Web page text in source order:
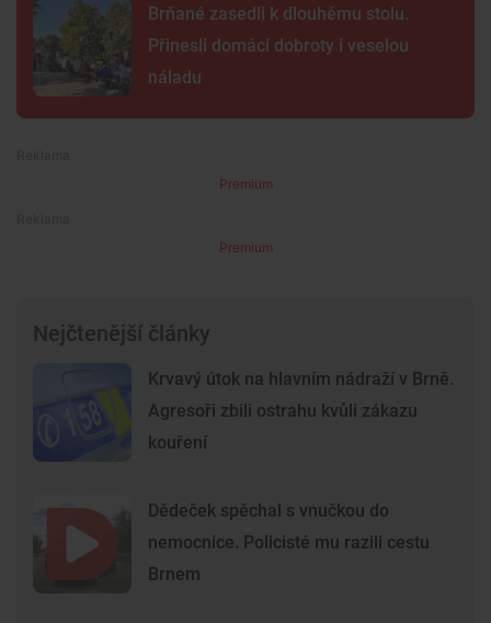
Brňané zasedli k dlouhému stolu.
Přinesli domácí dobroty i veselou
náladu
Premium
Premium
Nejčtenější články
Krvavý útok na hlavním nádraží v Brně.
Agresoři zbili ostrahu kvůli zákazu
kouření
Dědeček spěchal s vnučkou do
nemocnice. Policisté mu razili cestu
Brnem